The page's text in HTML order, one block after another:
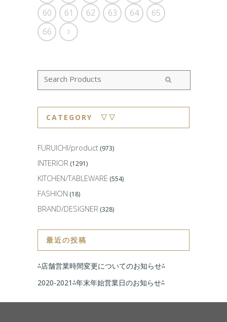
60
61 62 63 64
65
66
CATEGORY ▽▽
FURUICHI/product (973)
INTERIOR (1291)
KITCHEN/TABLEWARE (554)
FASHION (18)
BRAND/DESIGNER (328)
最近の投稿
⁂店舗営業時間変更についてのお知らせ⁂
2020-2021⁂年末年始営業日のお知らせ⁂